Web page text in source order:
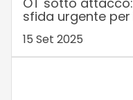
sfida urgente
15 Set 2025